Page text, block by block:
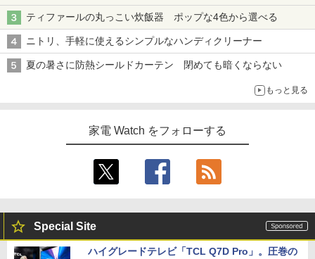
ティファールの丸っこい炊飯器 ポップな4色から選べる
ニトリ、手軽に使えるシンプルなハンディクリーナー
夏の暑さに防熱シールドカーテン 閉めても暗くならない
もっと見る
家電 Watch をフォローする
Special Site
ハイグレードテレビ「TCL Q7D Pro」。圧巻の